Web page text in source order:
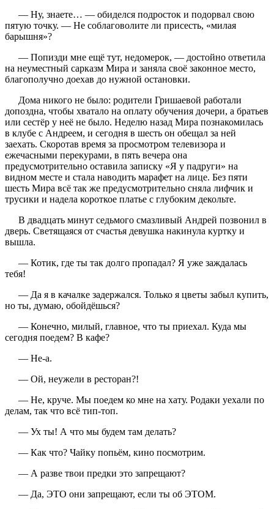
— Ну, знаете… — обиделся подросток и подорвал свою
пятую точку. — Не соблаговолите ли присесть, «милая
барышня»?
— Попизди мне ещё тут, недомерок, — достойно ответила
на неуместный сарказм Мира и заняла своё законное место,
благополучно доехав до нужной остановки.
Дома никого не было: родители Гришаевой работали
допоздна, чтобы хватало на оплату обучения дочери, а братьев
или сестёр у неё не было. Неделю назад Мира познакомилась
в клубе с Андреем, и сегодня в шесть он обещал за ней
заехать. Скоротав время за просмотром телевизора и
ежечасными перекурами, в пять вечера она
предусмотрительно оставила записку «Я у падруги» на
видном месте и стала наводить марафет на лице. Без пяти
шесть Мира всё так же предусмотрительно сняла лифчик и
трусики и надела короткое платье с глубоким декольте.
В двадцать минут седьмого смазливый Андрей позвонил в
дверь. Светящаяся от счастья девушка накинула куртку и
вышла.
— Котик, где ты так долго пропадал? Я уже заждалась
тебя!
— Да я в качалке задержался. Только я цветы забыл купить,
но ты, думаю, обойдёшься?
— Конечно, милый, главное, что ты приехал. Куда мы
сегодня поедем? В кафе?
— Не-а.
— Ой, неужели в ресторан?!
— Не, круче. Мы поедем ко мне на хату. Родаки уехали по
делам, так что всё тип-топ.
— Ух ты! А что мы будем там делать?
— Как что? Чайку попьём, кино посмотрим.
— А разве твои предки это запрещают?
— Да, ЭТО они запрещают, если ты об ЭТОМ.